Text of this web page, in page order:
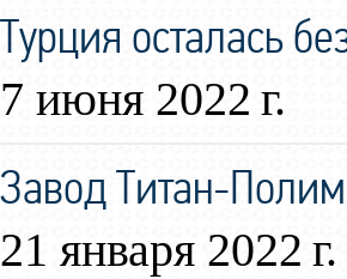
Турция осталась
7 июня 2022 г.
Завод Титан-
21 января 2022 г.